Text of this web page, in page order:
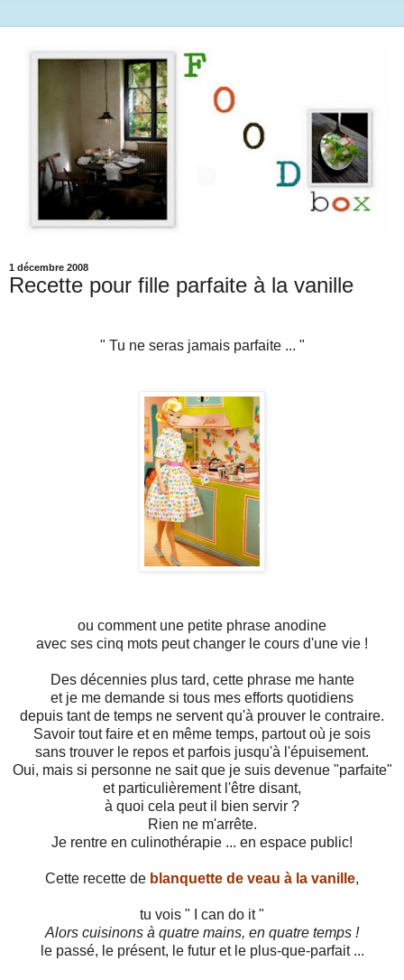
1 décembre 2008
Recette pour fille parfaite à la vanille
" Tu ne seras jamais parfaite ... "
ou comment une petite phrase anodine
avec ses cinq mots peut changer le cours d'une vie !
Des décennies plus tard, cette phrase me hante
et je me demande si tous mes efforts quotidiens
depuis tant de temps ne servent qu'à prouver le contraire.
Savoir tout faire et en même temps, partout où je sois
sans trouver le repos et parfois jusqu'à l'épuisement.
Oui, mais si personne ne sait que je suis devenue "parfaite"
et particulièrement l'être disant,
à quoi cela peut il bien servir ?
Rien ne m'arrête.
Je rentre en culinothérapie ... en espace public!
Cette recette de blanquette de veau à la vanille,
tu vois " I can do it "
Alors cuisinons à quatre mains, en quatre temps !
le passé, le présent, le futur et le plus-que-parfait ...